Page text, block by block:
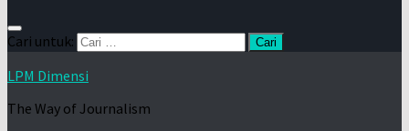
Cari untuk:
LPM Dimensi
The Way of Journalism